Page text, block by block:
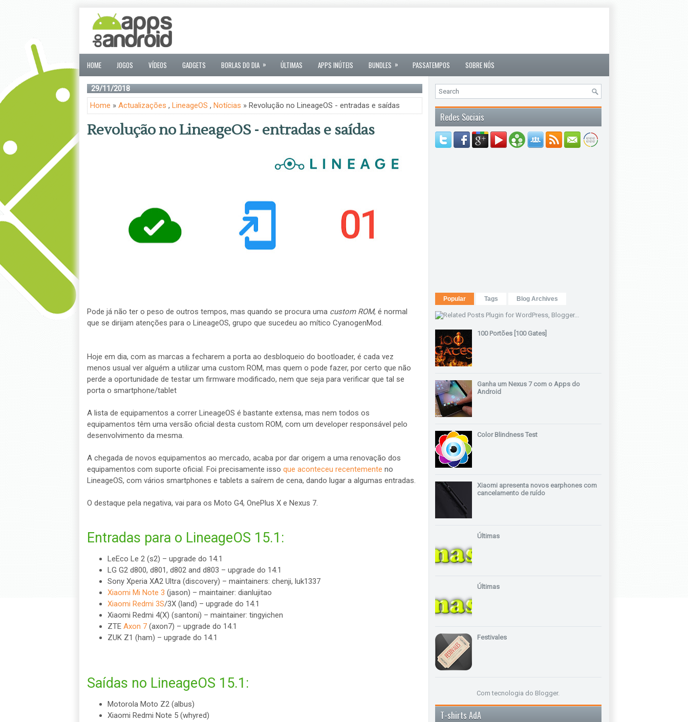
HOME JOGOS VÍDEOS GADGETS BORLAS DO DIA » ÚLTIMAS APPS INÚTEIS BUNDLES » PASSATEMPOS SOBRE NÓS
29/11/2018
Home » Actualizações , LineageOS , Notícias » Revolução no LineageOS - entradas e saídas
Revolução no LineageOS - entradas e saídas
Pode já não ter o peso de outros tempos, mas quando se procura uma custom ROM, é normal
que se dirijam atenções para o LineageOS, grupo que sucedeu ao mítico CyanogenMod.
Hoje em dia, com as marcas a fecharem a porta ao desbloqueio do bootloader, é cada vez
menos usual ver alguém a utilizar uma custom ROM, mas quem o pode fazer, por certo que não
perde a oportunidade de testar um firmware modificado, nem que seja para verificar que tal se
porta o smartphone/tablet
A lista de equipamentos a correr LineageOS é bastante extensa, mas nem todos os
equipamentos têm uma versão oficial desta custom ROM, com um developer responsável pelo
desenvolvimento da mesma.
A chegada de novos equipamentos ao mercado, acaba por dar origem a uma renovação dos
equipamentos com suporte oficial. Foi precisamente isso que aconteceu recentemente no
LineageOS, com vários smartphones e tablets a saírem de cena, dando lugar a algumas entradas.
O destaque pela negativa, vai para os Moto G4, OnePlus X e Nexus 7.
Entradas para o LineageOS 15.1:
LeEco Le 2 (s2) – upgrade do 14.1
LG G2 d800, d801, d802 and d803 – upgrade do 14.1
Sony Xperia XA2 Ultra (discovery) – maintainers: chenji, luk1337
Xiaomi Mi Note 3 (jason) – maintainer: dianlujitao
Xiaomi Redmi 3S/3X (land) – upgrade do 14.1
Xiaomi Redmi 4(X) (santoni) – maintainer: tingyichen
ZTE Axon 7(axon7) – upgrade do 14.1
ZUK Z1 (ham) – upgrade do 14.1
Saídas no LineageOS 15.1:
Motorola Moto Z2 (albus)
Xiaomi Redmi Note 5 (whyred)
Redes Sociais
Popular Tags Blog Archives
100 Portões [100 Gates]
Ganha um Nexus 7 com o Apps do
Android
Color Blindness Test
Xiaomi apresenta novos earphones com
cancelamento de ruído
Últimas
Últimas
Festivales
Com tecnologia do Blogger.
T-shirts AdA